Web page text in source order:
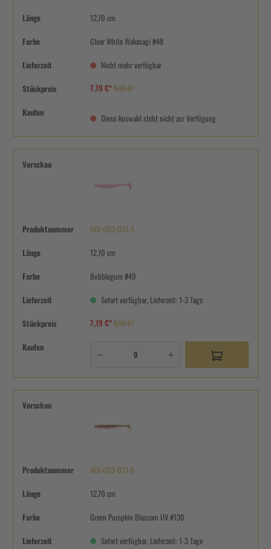
Länge 12,70 cm
Farbe Clear White Wakasagi #48
Lieferzeit Nicht mehr verfügbar
Stückpreis 7,19 €*8,99 €*
Kaufen
Diese Auswahl steht nicht zur Verfügung
Vorschau
Produktnummer NOI-003-013-5
Länge 12,70 cm
Farbe Bubblegum #49
Lieferzeit Sofort verfügbar, Lieferzeit: 1-3 Tage
Stückpreis 7,19 €*8,99 €*
Kaufen
Vorschau
Produktnummer NOI-003-013-6
Länge 12,70 cm
Farbe Green Pumpkin Blossom UV #130
Lieferzeit Sofort verfügbar, Lieferzeit: 1-3 Tage